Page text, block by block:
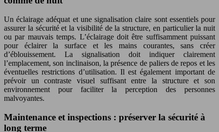
Un éclairage adéquat et une signalisation claire sont essentiels pour
assurer la sécurité et la visibilité de la structure, en particulier la nuit
ou par mauvais temps. L’éclairage doit être suffisamment puissant
pour éclairer la surface et les mains courantes, sans créer
d’éblouissement. La signalisation doit indiquer clairement
l’emplacement, son inclinaison, la présence de paliers de repos et les
éventuelles restrictions d’utilisation. Il est également important de
prévoir un contraste visuel suffisant entre la structure et son
environnement pour faciliter la perception des personnes
malvoyantes.
Maintenance et inspections : préserver la sécurité à
long terme